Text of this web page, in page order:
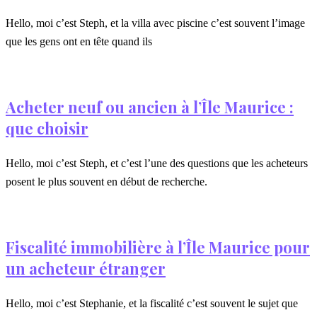
Hello, moi c’est Steph, et la villa avec piscine c’est souvent l’image
que les gens ont en tête quand ils
Acheter neuf ou ancien à l’Île Maurice :
que choisir
Hello, moi c’est Steph, et c’est l’une des questions que les acheteurs
posent le plus souvent en début de recherche.
Fiscalité immobilière à l’Île Maurice pour
un acheteur étranger
Hello, moi c’est Stephanie, et la fiscalité c’est souvent le sujet que